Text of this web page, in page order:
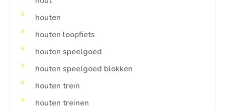
houten
houten loopfiets
houten speelgoed
houten speelgoed blokken
houten trein
houten treinen